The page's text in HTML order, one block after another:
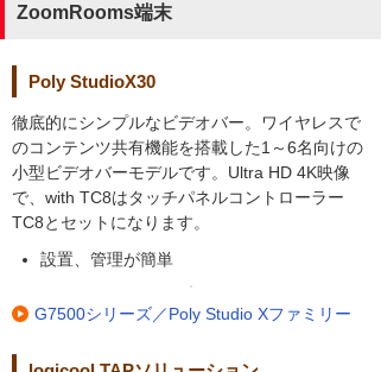
ZoomRooms端末
Poly StudioX30
徹底的にシンプルなビデオバー。ワイヤレスで
のコンテンツ共有機能を搭載した1～6名向けの
小型ビデオバーモデルです。Ultra HD 4K映像
で、with TC8はタッチパネルコントローラー
TC8とセットになります。
設置、管理が簡単
G7500シリーズ／Poly Studio Xファミリー